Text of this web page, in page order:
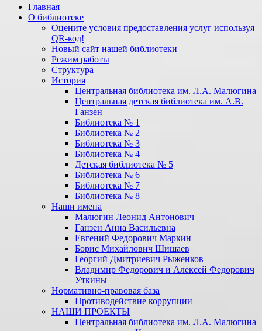
Перейти
содержимому
Главная
О библиотеке
Оцените условия предоставления услуг используя
QR-код!
Новый сайт нашей библиотеки
Режим работы
Структура
История
Центральная библиотека им. Л.А. Малюгина
Центральная детская библиотека им. А.В.
Ганзен
Библиотека № 1
Библиотека № 2
Библиотека № 3
Библиотека № 4
Детская библиотека № 5
Библиотека № 6
Библиотека № 7
Библиотека № 8
Наши имена
Малюгин Леонид Антонович
Ганзен Анна Васильевна
Евгений Федорович Маркин
Борис Михайлович Шишаев
Георгий Дмитриевич Рыженков
Владимир Федорович и Алексей Федорович
Уткины
Нормативно-правовая база
Противодействие коррупции
НАШИ ПРОЕКТЫ
Центральная библиотека им. Л.А. Малюгина